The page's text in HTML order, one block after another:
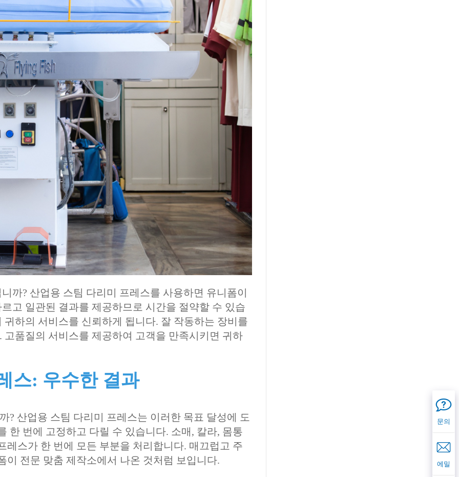
까? 산업용 스팀 다리미 프레스를 사용하면 유니폼이
고 일관된 결과를 제공하므로 시간을 절약할 수 있습
하의 서비스를 신뢰하게 됩니다. 잘 작동하는 장비를
품질의 서비스를 제공하여 고객을 만족시키면 귀하
스: 우수한 결과
? 산업용 스팀 다리미 프레스는 이러한 목표 달성에 도
한 번에 고정하고 다릴 수 있습니다. 소매, 칼라, 몸통
레스가 한 번에 모든 부분을 처리합니다. 매끄럽고 주
이 전문 맞춤 제작소에서 나온 것처럼 보입니다.
문의
에밀